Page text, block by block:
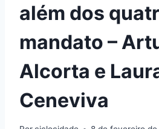
além dos
mandato –
Alcorta e
Ceneviva